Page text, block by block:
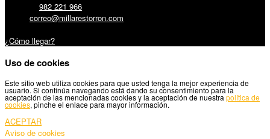
982 221 966
correo@millarestorron.com
¿Cómo llegar?
Uso de cookies
Este sitio web utiliza cookies para que usted tenga la mejor experiencia de
usuario. Si continúa navegando está dando su consentimiento para la
aceptación de las mencionadas cookies y la aceptación de nuestra política de
cookies, pinche el enlace para mayor información.
ACEPTAR
Aviso de cookies